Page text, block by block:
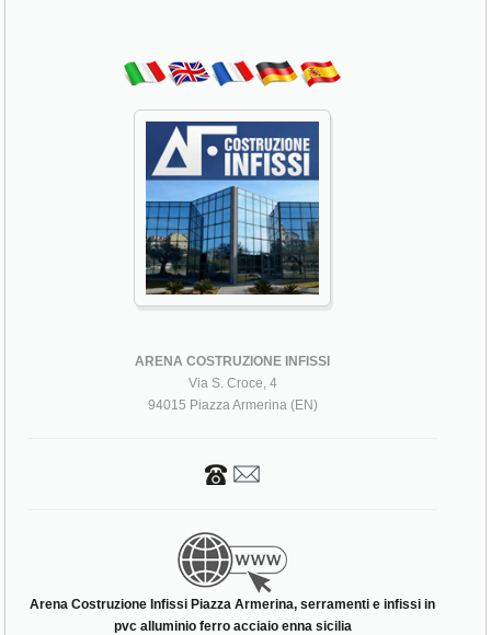
ARENA COSTRUZIONE INFISSI
Via S. Croce, 4
94015 Piazza Armerina (EN)
Arena Costruzione Infissi Piazza Armerina, serramenti e infissi in
pvc alluminio ferro acciaio enna sicilia